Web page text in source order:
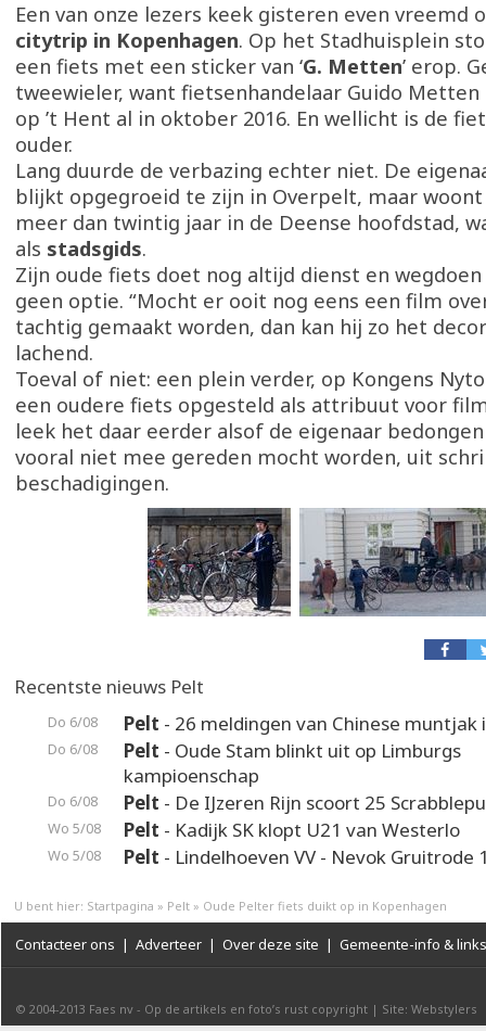
Een van onze lezers keek gisteren even vreemd
citytrip in Kopenhagen. Op het Stadhuisplein
een fiets met een sticker van ‘G. Metten’ erop.
tweewieler, want fietsenhandelaar Guido Metten
op ’t Hent al in oktober 2016. En wellicht is de
ouder.
Lang duurde de verbazing echter niet. De
blijkt opgegroeid te zijn in Overpelt, maar
meer dan twintig jaar in de Deense hoofdstad,
als stadsgids.
Zijn oude fiets doet nog altijd dienst en
geen optie. “Mocht er ooit nog eens een film
tachtig gemaakt worden, dan kan hij zo het
lachend.
Toeval of niet: een plein verder, op Kongens
een oudere fiets opgesteld als attribuut voor
leek het daar eerder alsof de eigenaar
vooral niet mee gereden mocht worden, uit
beschadigingen.
Recentste nieuws Pelt
Do 6/08 Pelt - 26 meldingen van Chinese muntjak
Do 6/08 Pelt - Oude Stam blinkt uit op Limburgs
kampioenschap
Do 6/08 Pelt - De IJzeren Rijn scoort 25
Wo 5/08 Pelt - Kadijk SK klopt U21 van Westerlo
Wo 5/08 Pelt - Lindelhoeven VV - Nevok Gruitrode
U bent hier: Startpagina » Pelt » Oude Pelter fiets duikt op in Kopenhagen
Contacteer ons | Adverteer | Over deze site | Gemeente-info & links
© 2004-2013 Faes nv - Op de artikels en foto’s rust copyright | Site: Webstylers